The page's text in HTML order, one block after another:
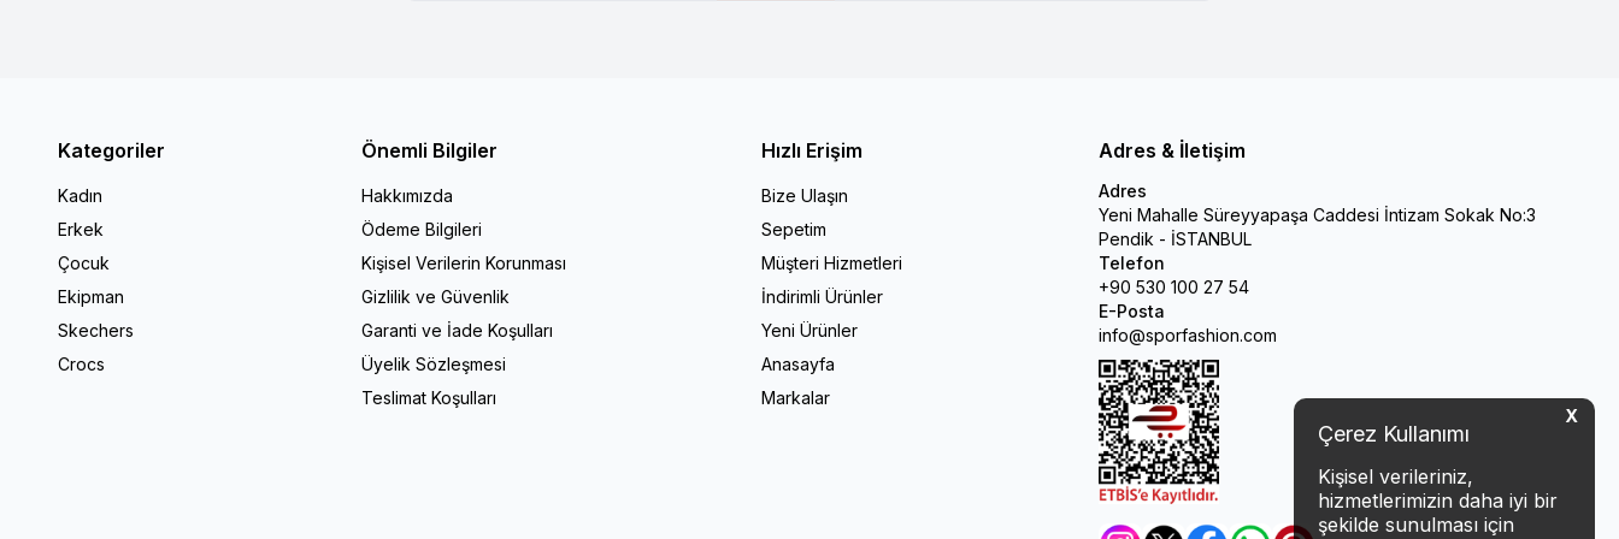
X
Çerez Kullanımı
Kişisel verileriniz,
hizmetlerimizin daha iyi bir
şekilde sunulması için
Kategoriler
Kadın
Erkek
Çocuk
Ekipman
Skechers
Crocs
Önemli Bilgiler
Hakkımızda
Ödeme Bilgileri
Kişisel Verilerin Korunması
Gizlilik ve Güvenlik
Garanti ve İade Koşulları
Üyelik Sözleşmesi
Teslimat Koşulları
Hızlı Erişim
Bize Ulaşın
Sepetim
Müşteri Hizmetleri
İndirimli Ürünler
Yeni Ürünler
Anasayfa
Markalar
Adres & İletişim
Adres
Yeni Mahalle Süreyyapaşa Caddesi İntizam Sokak No:3
Pendik - İSTANBUL
Telefon
+90 530 100 27 54
E-Posta
info@sporfashion.com